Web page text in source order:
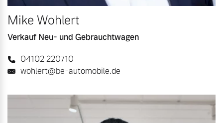
Mike Wohlert
Verkauf Neu- und Gebrauchtwagen
04102 220710
wohlert@be-automobile.de